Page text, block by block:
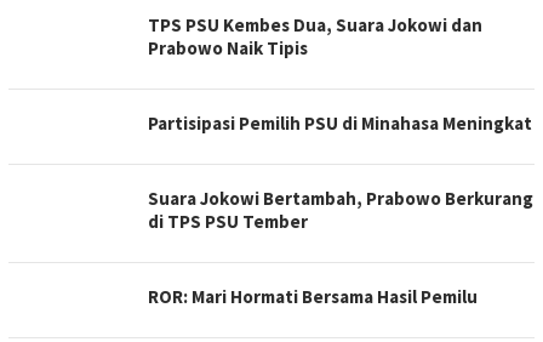
TPS PSU Kembes Dua, Suara Jokowi dan
Prabowo Naik Tipis
Partisipasi Pemilih PSU di Minahasa Meningkat
Suara Jokowi Bertambah, Prabowo Berkurang
di TPS PSU Tember
ROR: Mari Hormati Bersama Hasil Pemilu